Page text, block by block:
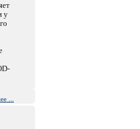
у
...